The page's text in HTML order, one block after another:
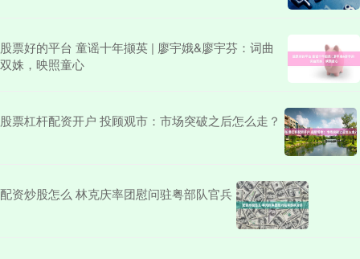
股票好的平台 童谣十年撷英 | 廖宇娥&廖宇芬：词曲
双姝，映照童心
股票杠杆配资开户 投顾观市：市场突破之后怎么走？
配资炒股怎么 林克庆率团慰问驻粤部队官兵